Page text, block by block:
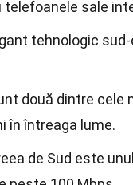
sale
tehnologic
două dintre cele
în întreaga lume.
de Sud este